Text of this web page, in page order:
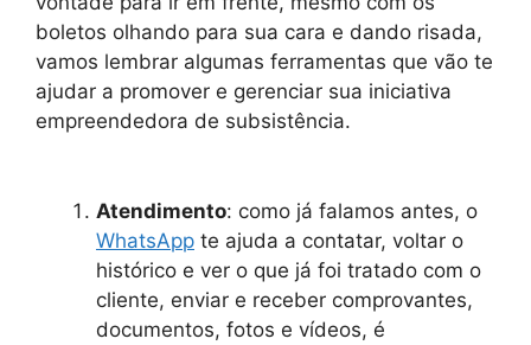
boletos olhando para sua cara e dando risada,
vamos lembrar algumas ferramentas que vão te
ajudar a promover e gerenciar sua iniciativa
empreendedora de subsistência.
Atendimento: como já falamos antes, o
WhatsApp te ajuda a contatar, voltar o
histórico e ver o que já foi tratado com o
cliente, enviar e receber comprovantes,
documentos, fotos e vídeos, é